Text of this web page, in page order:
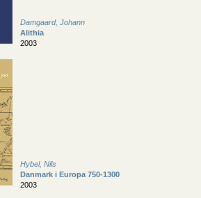
Damgaard, Johann
Alithia
2003
Hybel, Nils
Danmark i Europa 750-1300
2003